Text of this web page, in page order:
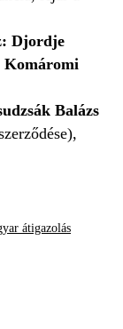
Djordje
Komáromi
Balázs
átigazolás